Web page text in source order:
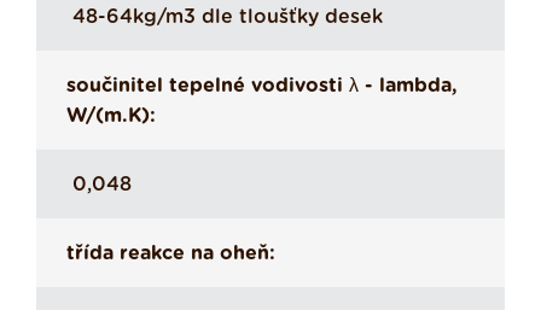
48-64kg/m3 dle tloušťky desek
součinitel tepelné vodivosti λ - lambda,
W/(m.K):
0,048
třída reakce na oheň: